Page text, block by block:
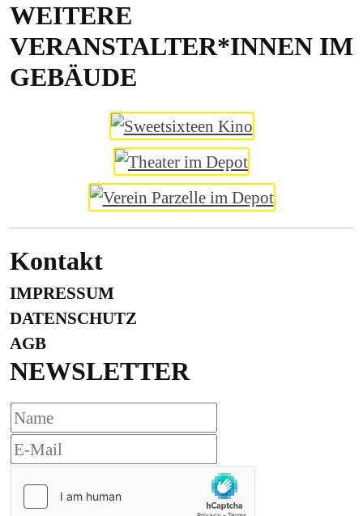
WEITERE
VERANSTALTER*INNEN IM
GEBÄUDE
Kontakt
IMPRESSUM
DATENSCHUTZ
AGB
NEWSLETTER